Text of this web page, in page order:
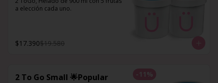
a elección cada uno.
$17.390$19.580
-11 %
2 To Go Small 🌟Popular